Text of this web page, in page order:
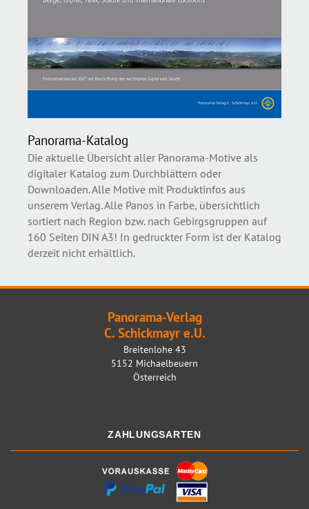
Panorama-Katalog
Die aktuelle Übersicht aller Panorama-Motive als
digitaler Katalog zum Durchblättern oder
Downloaden. Alle Motive mit Produktinfos aus
unserem Verlag. Alle Panos in Farbe, übersichtlich
sortiert nach Region bzw. nach Gebirgsgruppen auf
160 Seiten DIN A3! In gedruckter Form ist der Katalog
derzeit nicht erhältlich.
Panorama-Verlag
C. Schickmayr e.U.
Breitenlohe 43
5152 Michaelbeuern
Österreich
ZAHLUNGSARTEN